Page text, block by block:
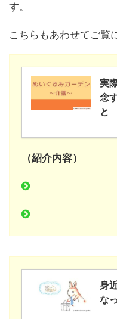
す。
こちらもあわせてご覧
実
念
と
（紹介内容）
身
な